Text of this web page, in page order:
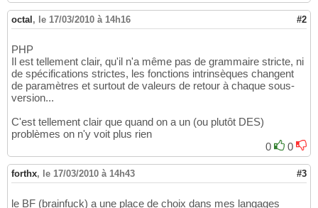
octal , le 17/03/2010 à 14h16 #2
PHP
Il est tellement clair, qu'il n'a même pas de grammaire stricte, ni
de spécifications strictes, les fonctions intrinsèques changent
de paramètres et surtout de valeurs de retour à chaque sous-
version...
C'est tellement clair que quand on a un (ou plutôt DES)
problèmes on n'y voit plus rien
0
0
forthx, le 17/03/2010 à 14h43 #3
le BF (brainfuck) a une place de choix dans mes langages